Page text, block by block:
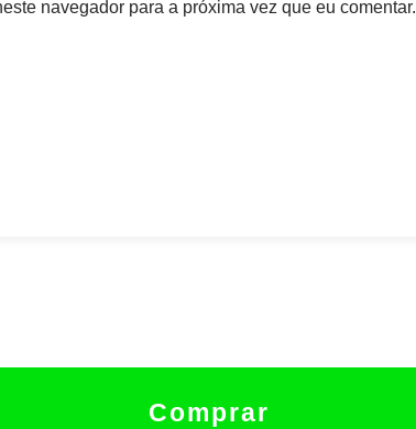
navegador para a próxima vez que eu comentar.
Comprar